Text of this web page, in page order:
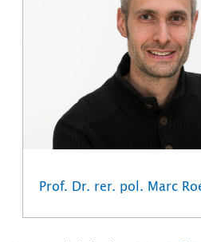
Prof. Dr. rer. pol. Marc